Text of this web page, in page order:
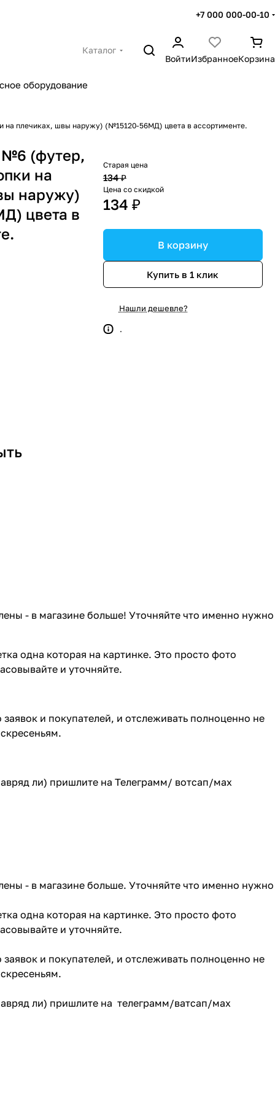
+7 000 000-00-10
Каталог
ВойтиИзбранноеКорзина
оборудование
на плечиках, швы наружу) (№15120-56МД) цвета в ассортименте.
(футер,
на
наружу)
цвета в
Старая цена
134 ₽
Цена со скидкой
134 ₽
В корзину
Купить в 1 клик
Нашли дешевле?
.
- в магазине больше! Уточняйте что именно нужно
одна которая на картинке. Это просто фото
и уточняйте.
и покупателей, и отслеживать полноценно не
ли) пришлите на Телеграмм/ вотсап/мах
- в магазине больше. Уточняйте что именно нужно
одна которая на картинке. Это просто фото
и уточняйте.
и покупателей, и отслеживать полноценно не
ли) пришлите на телеграмм/ватсап/мах